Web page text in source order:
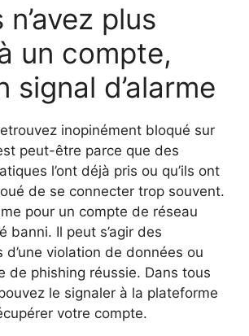
plus
un compte,
signal d’alarme
inopinément bloqué sur
peut-être parce que des
l’ont déjà pris ou qu’ils ont
de se connecter trop souvent.
pour un compte de réseau
banni. Il peut s’agir des
d’une violation de données ou
de phishing réussie. Dans tous
le signaler à la plateforme
votre compte.